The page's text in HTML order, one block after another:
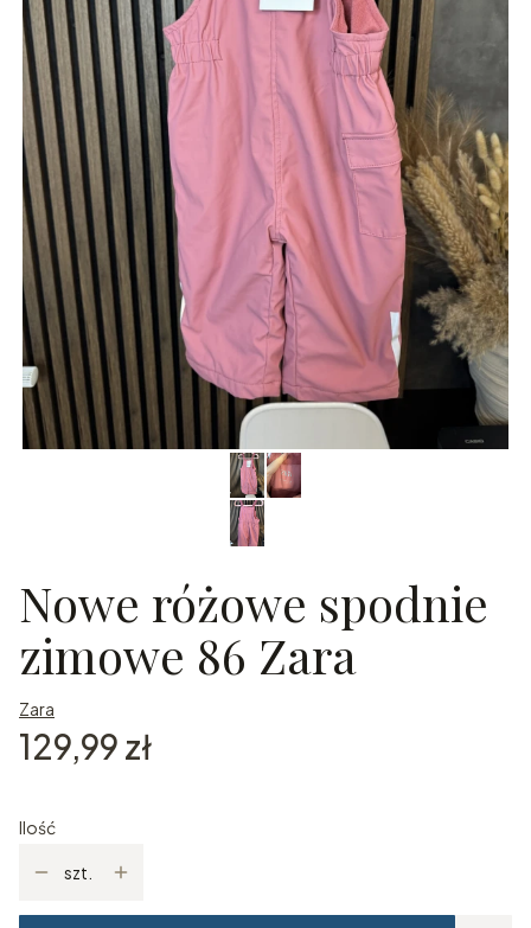
Nowe różowe spodnie
zimowe 86 Zara
Zara
Cena
129,99 zł
Ilość
szt.